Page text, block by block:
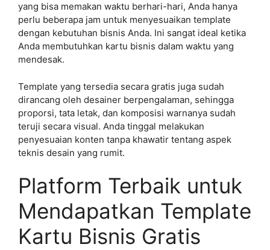
yang bisa memakan waktu berhari-hari, Anda hanya
perlu beberapa jam untuk menyesuaikan template
dengan kebutuhan bisnis Anda. Ini sangat ideal ketika
Anda membutuhkan kartu bisnis dalam waktu yang
mendesak.
Template yang tersedia secara gratis juga sudah
dirancang oleh desainer berpengalaman, sehingga
proporsi, tata letak, dan komposisi warnanya sudah
teruji secara visual. Anda tinggal melakukan
penyesuaian konten tanpa khawatir tentang aspek
teknis desain yang rumit.
Platform Terbaik untuk
Mendapatkan Template
Kartu Bisnis Gratis